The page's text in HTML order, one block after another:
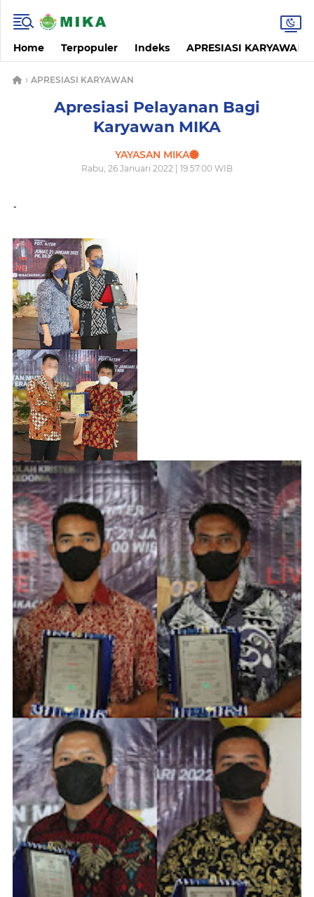
Home Terpopuler Indeks APRESIASI KARYAWAN
› APRESIASI KARYAWAN
Apresiasi Pelayanan Bagi
Karyawan MIKA
YAYASAN MIKA
Rabu, 26 Januari 2022 | 19.57.00 WIB
-